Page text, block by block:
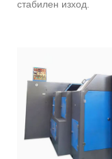
стабилен изход.